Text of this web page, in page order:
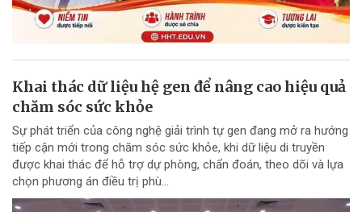
Khai thác dữ liệu hệ gen để nâng cao hiệu quả
chăm sóc sức khỏe
Sự phát triển của công nghệ giải trình tự gen đang mở ra hướng
tiếp cận mới trong chăm sóc sức khỏe, khi dữ liệu di truyền
được khai thác để hỗ trợ dự phòng, chẩn đoán, theo dõi và lựa
chọn phương án điều trị phù...